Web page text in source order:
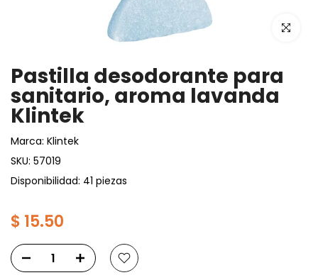
Haz clic
Pastilla desodorante para
sanitario, aroma lavanda
Klintek
Marca: Klintek
SKU: 57019
Disponibilidad: 41 piezas
$ 15.50